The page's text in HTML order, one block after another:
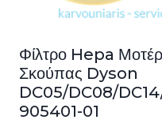
Φίλτρο Hepa Μοτέρ
Σκούπας Dyson
DC05/DC08/
905401-01